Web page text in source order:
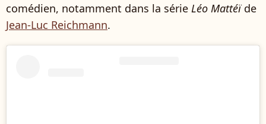
comédien, notamment dans la série Léo Mattéïde
Jean-Luc Reichmann.